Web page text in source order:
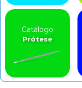
Catálogo
Prótese